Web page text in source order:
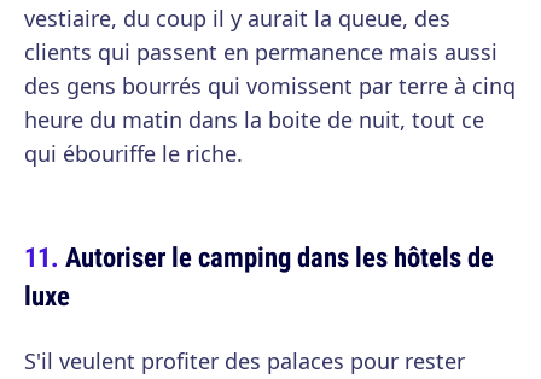
vestiaire, du coup il y aurait la queue, des
clients qui passent en permanence mais aussi
des gens bourrés qui vomissent par terre à cinq
heure du matin dans la boite de nuit, tout ce
qui ébouriffe le riche.
Autoriser le camping dans les hôtels de
luxe
S'il veulent profiter des palaces pour rester